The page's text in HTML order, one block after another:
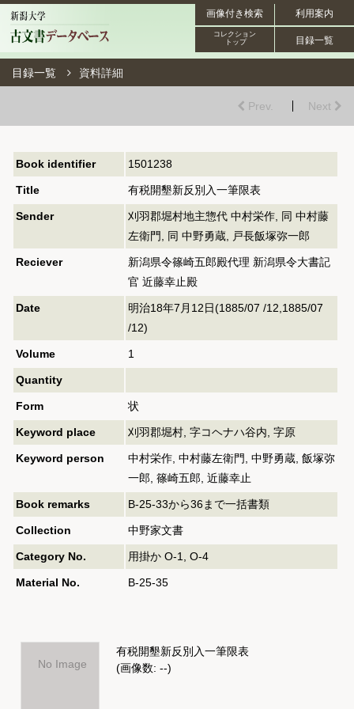
利用案内
画像付き検索
目録一覧
コレクション
トップ
目録一覧 資料詳細
Prev. Next
Book identifier 1501238
Title 有税開墾新反別入一筆限表
Sender
刈羽郡堀村地主惣代 中村栄作, 同 中村藤
左衛門, 同 中野勇蔵, 戸長飯塚弥一郎
Reciever
新潟県令篠崎五郎殿代理 新潟県令大書記
官 近藤幸止殿
Date
明治18年7月12日(1885/07 /12,1885/07
/12)
Volume 1
Quantity
Form 状
Keyword place 刈羽郡堀村, 字コヘナハ谷内, 字原
Keyword person
中村栄作, 中村藤左衛門, 中野勇蔵, 飯塚弥
一郎, 篠崎五郎, 近藤幸止
Book remarks B-25-33から36まで一括書類
Collection 中野家文書
Category No. 用掛か O-1, O-4
Material No. B-25-35
No Image
有税開墾新反別入一筆限表
(画像数: --)